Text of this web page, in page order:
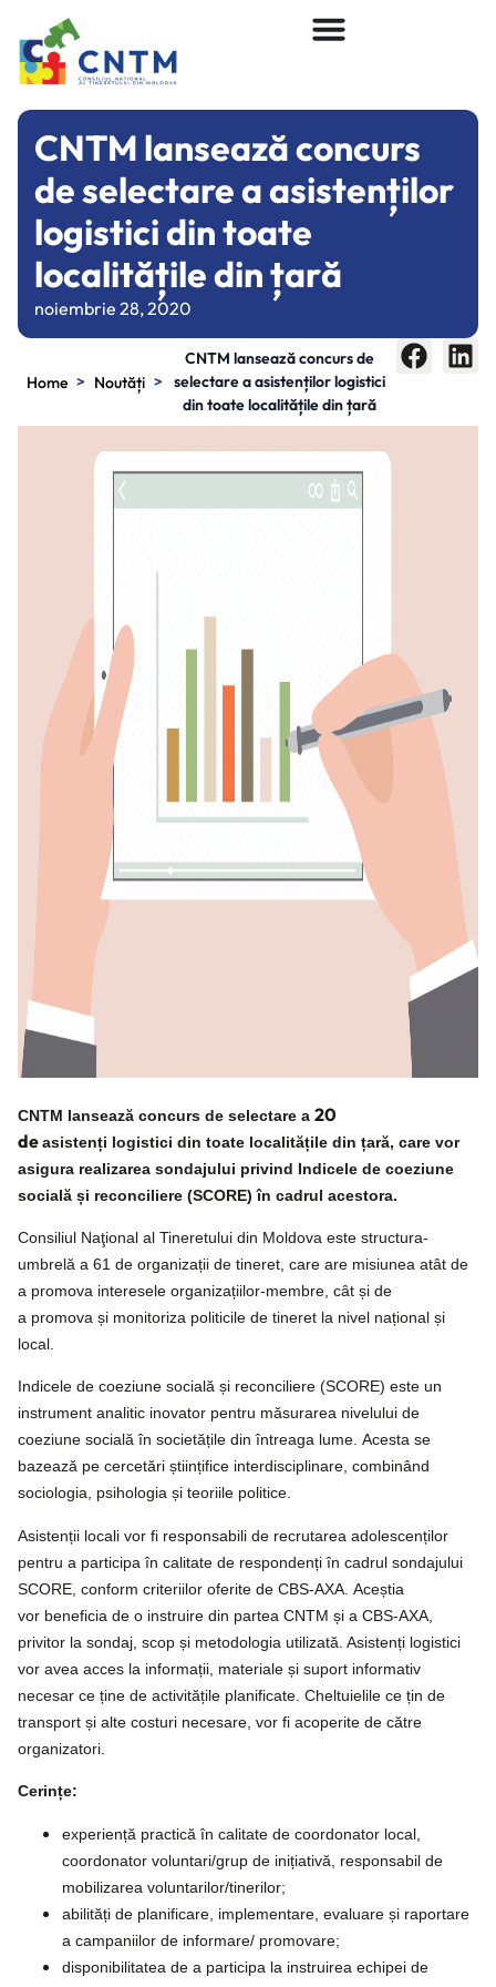
CNTM lansează concurs
de selectare a asistenților
logistici din toate
localitățile din țară
noiembrie 28, 2020
Home > Noutăți >
CNTM lansează concurs de
selectare a asistenților logistici
din toate localitățile din țară
CNTM lansează concurs de selectare a 20
deasistenți logistici din toate localitățile din țară, care vor
asigura realizarea sondajului privind Indicele de coeziune
socială și reconciliere (SCORE) în cadrul acestora.
Consiliul Naţional al Tineretului din Moldova este structura-
umbrelă a 61 de organizații de tineret, care are misiunea atât de
a promova interesele organizațiilor-membre, cât și de
a promova și monitoriza politicile de tineret la nivel național și
local.
Indicele de coeziune socială și reconciliere (SCORE) este un
instrument analitic inovator pentru măsurarea nivelului de
coeziune socială în societățile din întreaga lume. Acesta se
bazează pe cercetări științifice interdisciplinare, combinând
sociologia, psihologia și teoriile politice.
Asistenții locali vor fi responsabili de recrutarea adolescenților
pentru a participa în calitate de respondenți în cadrul sondajului
SCORE, conform criteriilor oferite de CBS-AXA. Aceștia
vor beneficia de o instruire din partea CNTM și a CBS-AXA,
privitor la sondaj, scop și metodologia utilizată. Asistenți logistici
vor avea acces la informații, materiale și suport informativ
necesar ce ține de activitățile planificate. Cheltuielile ce țin de
transport și alte costuri necesare, vor fi acoperite de către
organizatori.
Cerințe:
experiență practică în calitate de coordonator local,
coordonator voluntari/grup de inițiativă, responsabil de
mobilizarea voluntarilor/tinerilor;
abilități de planificare, implementare, evaluare și raportare
a campaniilor de informare/ promovare;
disponibilitatea de a participa la instruirea echipei de